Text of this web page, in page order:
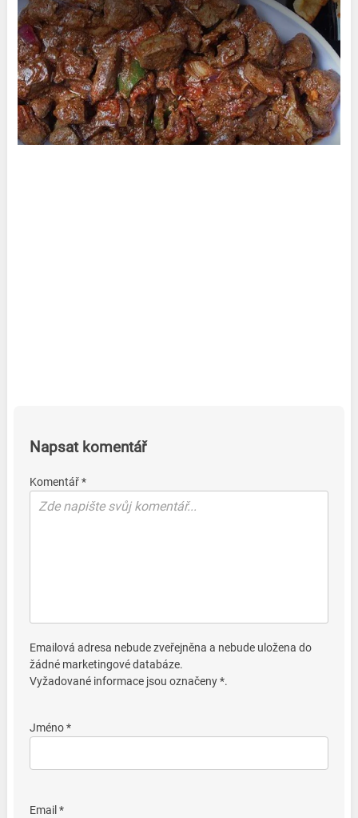
Napsat komentář
Komentář *
Emailová adresa nebude zveřejněna a nebude uložena do
žádné marketingové databáze.
Vyžadované informace jsou označeny *.
Jméno *
Email *